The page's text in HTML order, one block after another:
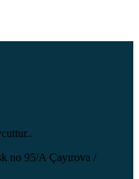
no 95/A Çayırova /